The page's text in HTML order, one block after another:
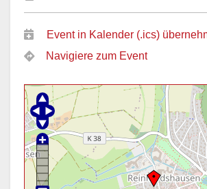
Event in Kalender (.ics)
Navigiere zum Event